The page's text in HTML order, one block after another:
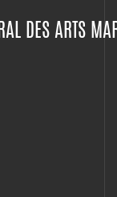
DES ARTS